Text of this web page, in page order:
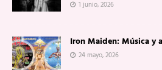
1 junio, 2026
Iron Maiden: Música y
24 mayo, 2026